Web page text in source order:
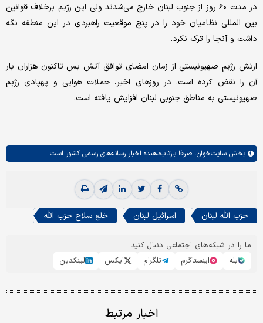
در مدت ۶۰ روز از جنوب لبنان خارج می‌شدند ولی این رژیم برخلاف قوانین
بین المللی نظامیان خود را در پنج موقعیت راهبردی در این منطقه نگه
داشت و آنجا را ترک نکرد.
ارتش رژیم صهیونیستی از زمان امضای توافق آتش بس تاکنون هزاران بار
آن را نقض کرده است. در روزهای اخیر، حملات هوایی و پهپادی رژیم
صهیونیستی به مناطق جنوبی لبنان افزایش یافته است.
بخش سایت‌خوان، صرفا بازتاب‌دهنده اخبار رسانه‌های رسمی کشور است.
حزب الله لبنان اسرائیل لبنان خلع سلاح حزب الله
ما را در شبکه‌های اجتماعی دنبال کنید
بله
اینستاگرم تلگرام ایکس لینکدین
اخبار مرتبط